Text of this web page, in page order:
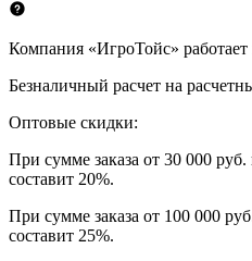
Компания «ИгроТойс» работает
Безналичный расчет на
Оптовые скидки:
При сумме заказа от 30 000
составит 20%.
При сумме заказа от 100 000
составит 25%.